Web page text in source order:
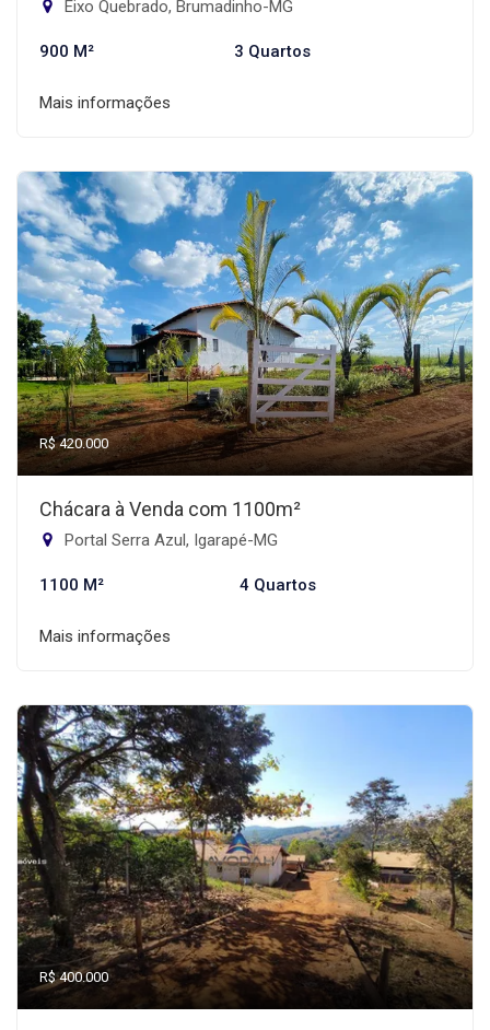
Eixo Quebrado, Brumadinho-MG
900 M² 3 Quartos
Mais informações
R$ 420.000
Chácara à Venda com 1100m²
Portal Serra Azul, Igarapé-MG
1100 M² 4 Quartos
Mais informações
R$ 400.000